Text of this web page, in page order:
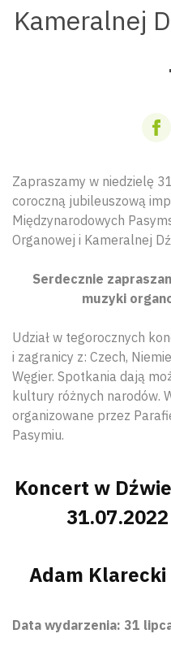
Kameralnej
Zapraszamy w niedzielę
coroczną jubileuszową
Międzynarodowych
Organowej i Kameralnej
Serdecznie
muzyki
Udział w tegorocznych
i zagranicy z: Czech,
Węgier. Spotkania dają
kultury różnych narodów.
organizowane przez
Pasymiu.
Koncert w
Adam
Data wydarzenia: 31